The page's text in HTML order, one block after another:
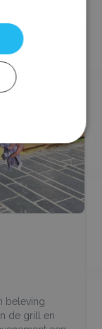
beleving
de grill en